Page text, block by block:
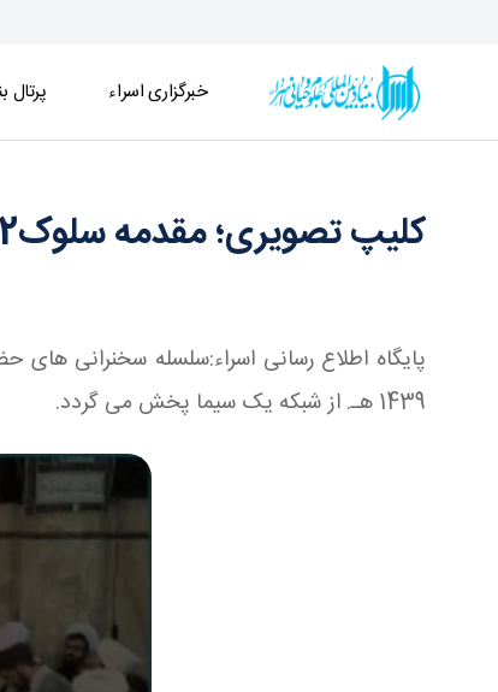
خبرگزاری اسراء پرتال
کلیپ تصویری؛ مقدمه سلوک2: ادب سیر سالک «ادب بندگی 4»
پایگاه اطلاع رسانی اسراء:سلسله سخنرانی
1439 هـ. از شبکه یک سیما پخش می گردد.